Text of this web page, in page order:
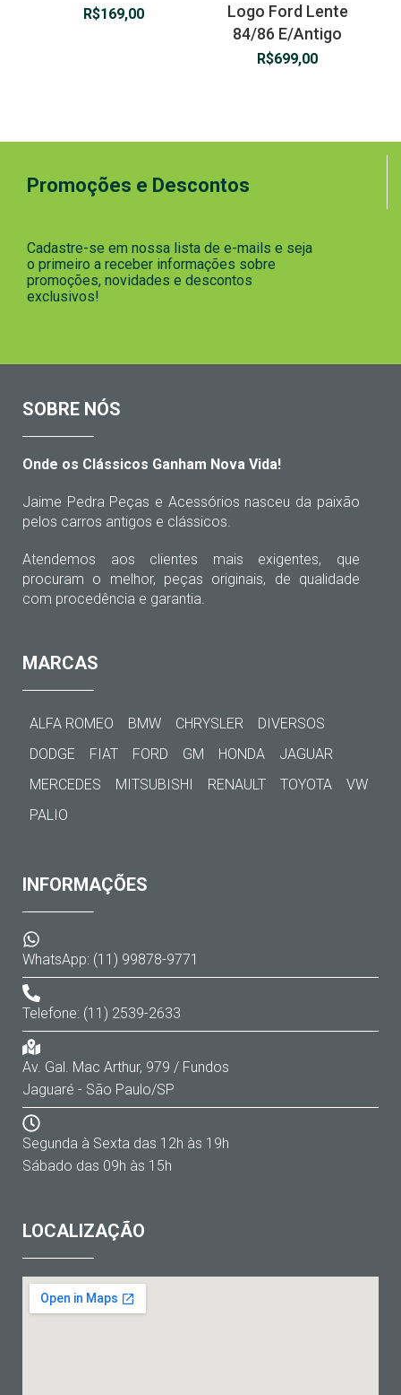
R$169,00
Logo Ford Lente
84/86 E/Antigo
R$699,00
Promoções e Descontos
Cadastre-se em nossa lista de e-mails e seja
o primeiro a receber informações sobre
promoções, novidades e descontos
exclusivos!
SOBRE NÓS
Onde os Clássicos Ganham Nova Vida!
Jaime Pedra Peças e Acessórios nasceu da paixão
pelos carros antigos e clássicos.
Atendemos aos clientes mais exigentes, que
procuram o melhor, peças originais, de qualidade
com procedência e garantia.
MARCAS
ALFA ROMEO BMW CHRYSLER
DIVERSOS
DODGE
FIAT FORD GM HONDA
JAGUAR
MERCEDES
MITSUBISHI RENAULT TOYOTA
VW
PALIO
INFORMAÇÕES
WhatsApp: (11) 99878-9771
Telefone: (11) 2539-2633
Av. Gal. Mac Arthur, 979 / Fundos
Jaguaré - São Paulo/SP
Segunda à Sexta das 12h às 19h
Sábado das 09h às 15h
LOCALIZAÇÃO